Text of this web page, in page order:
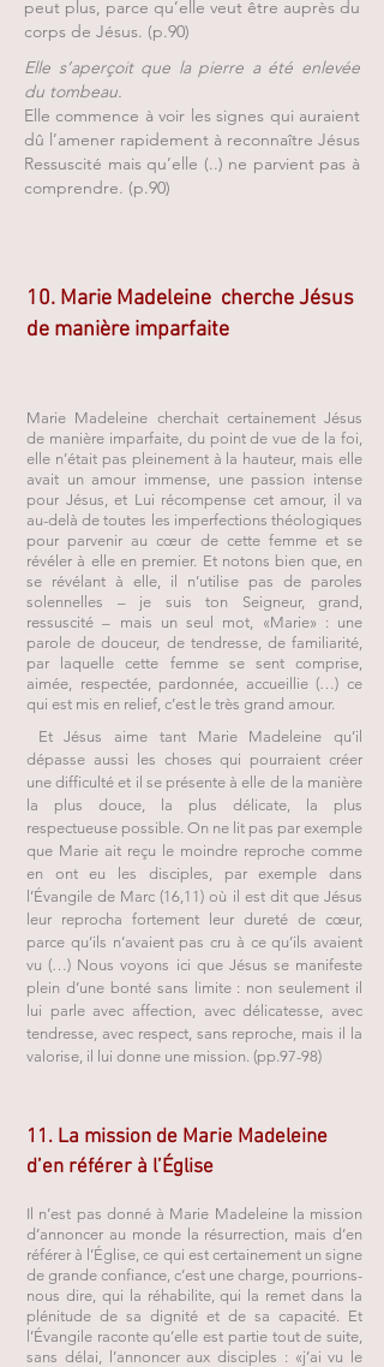
peut plus, parce qu’elle veut être auprès du
corps de Jésus. (p.90)
Elle s’aperçoit que la pierre a été enlevée
du tombeau.
Elle commence à voir les signes qui auraient
dû l’amener rapidement à reconnaître Jésus
Ressuscité mais qu’elle (..) ne parvient pas à
comprendre. (p.90)
10. Marie Madeleine cherche Jésus
de manière imparfaite
Marie Madeleine cherchait certainement Jésus
de manière imparfaite, du point de vue de la foi,
elle n’était pas pleinement à la hauteur, mais elle
avait un amour immense, une passion intense
pour Jésus, et Lui récompense cet amour, il va
au-delà de toutes les imperfections théologiques
pour parvenir au cœur de cette femme et se
révéler à elle en premier. Et notons bien que, en
se révélant à elle, il n’utilise pas de paroles
solennelles – je suis ton Seigneur, grand,
ressuscité – mais un seul mot, «Marie» : une
parole de douceur, de tendresse, de familiarité,
par laquelle cette femme se sent comprise,
aimée, respectée, pardonnée, accueillie (…) ce
qui est mis en relief, c’est le très grand amour.
Et Jésus aime tant Marie Madeleine qu’il
dépasse aussi les choses qui pourraient créer
une difficulté et il se présente à elle de la manière
la plus douce, la plus délicate, la plus
respectueuse possible. On ne lit pas par exemple
que Marie ait reçu le moindre reproche comme
en ont eu les disciples, par exemple dans
l’Évangile de Marc (16,11) où il est dit que Jésus
leur reprocha fortement leur dureté de cœur,
parce qu’ils n’avaient pas cru à ce qu’ils avaient
vu (…) Nous voyons ici que Jésus se manifeste
plein d’une bonté sans limite : non seulement il
lui parle avec affection, avec délicatesse, avec
tendresse, avec respect, sans reproche, mais il la
valorise, il lui donne une mission. (pp.97-98)
11. La mission de Marie Madeleine
d’en référer à l’Église
Il n’est pas donné à Marie Madeleine la mission
d’annoncer au monde la résurrection, mais d’en
référer à l’Église, ce qui est certainement un signe
de grande confiance, c’est une charge, pourrions-
nous dire, qui la réhabilite, qui la remet dans la
plénitude de sa dignité et de sa capacité. Et
l’Évangile raconte qu’elle est partie tout de suite,
sans délai, l’annoncer aux disciples : «j’ai vu le